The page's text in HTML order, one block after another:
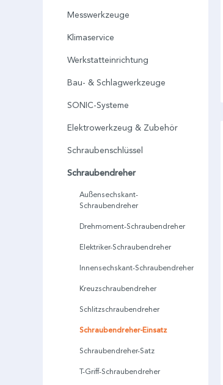
Messwerkzeuge
Klimaservice
Werkstatteinrichtung
Bau- & Schlagwerkzeuge
SONIC-Systeme
Elektrowerkzeug & Zubehör
Schraubenschlüssel
Schraubendreher
Außensechskant-
Schraubendreher
Drehmoment-Schraubendreher
Elektriker-Schraubendreher
Innensechskant-Schraubendreher
Kreuzschraubendreher
Schlitzschraubendreher
Schraubendreher-Einsatz
Schraubendreher-Satz
T-Griff-Schraubendreher